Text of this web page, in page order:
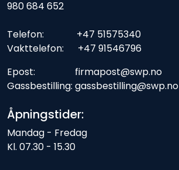
980 684 652
Telefon: +47 51575340
Vakttelefon: +47 91546796
Epost: firmapost@swp.no
Gassbestilling: gassbestilling@swp.no
Åpningstider:
Mandag - Fredag
Kl. 07.30 - 15.30